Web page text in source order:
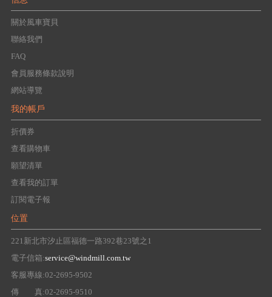
關於風車寶貝
聯絡我們
FAQ
會員服務條款說明
網站導覽
我的帳戶
折價券
查看購物車
願望清單
查看我的訂單
訂閱電子報
位置
221新北市汐止區福德一路392巷23號之1
電子信箱:service@windmill.com.tw
客服專線:02-2695-9502
傳 真:02-2695-9510